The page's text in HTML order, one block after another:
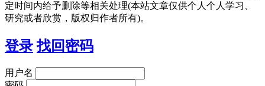
定时间内给予删除等相关处理(本站文章仅供个人个人学习、
研究或者欣赏，版权归作者所有)。
登录 找回密码
用户名